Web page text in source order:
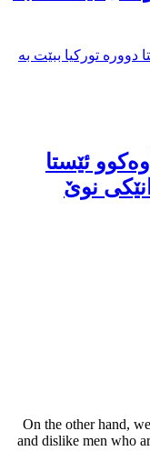
ئێستا
نوێ
On the other hand,
and dislike men who